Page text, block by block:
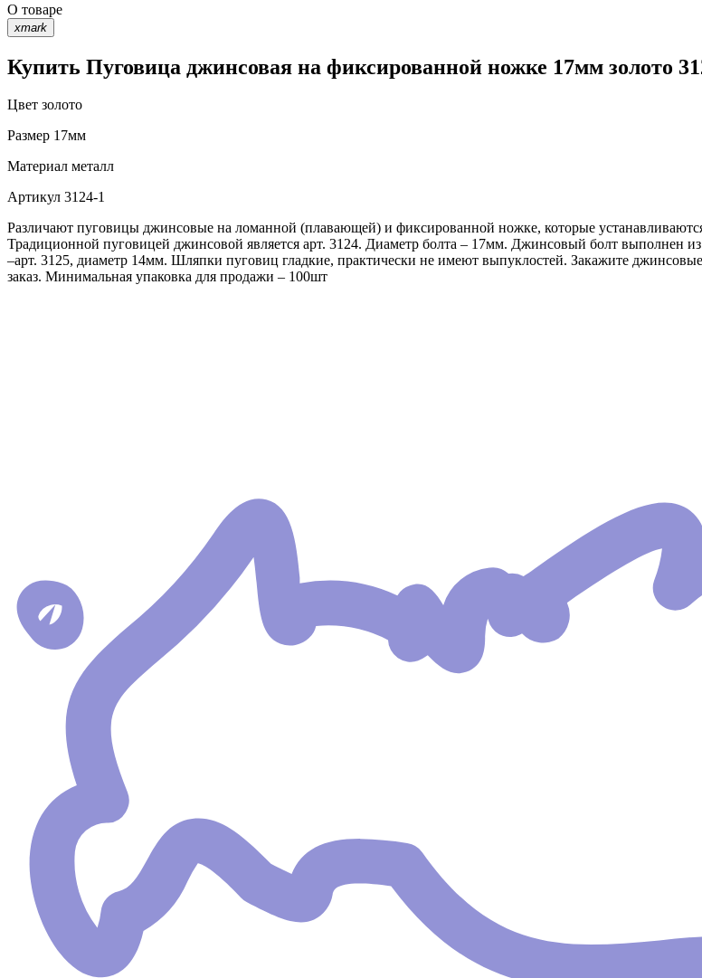
О товаре
xmark
Купить Пуговица джинсовая на фиксированной ножке 17мм золото
Цвет золото
Размер 17мм
Материал металл
Артикул 3124-1
Различают пуговицы джинсовые на ломанной (плавающей) и фиксированной ножке, которые
Традиционной пуговицей джинсовой является арт. 3124. Диаметр болта – 17мм. Джинсовый болт выполнен
–арт. 3125, диаметр 14мм. Шляпки пуговиц гладкие, практически не имеют выпуклостей. Закажите
заказ. Минимальная упаковка для продажи – 100шт